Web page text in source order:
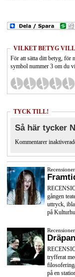
VILKET BETYG VILL
För att sätta ditt betyg, för
symbol nummer 3 om du
TYCK TILL!
Så här tycker
Kommentarer
gången
uttryck,
på
tryfferat
på en